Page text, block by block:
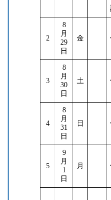
2
8
月
29
日
金
3
8
月
30
日
土
4
8
月
31
日
日
5
9
月
1
日
月